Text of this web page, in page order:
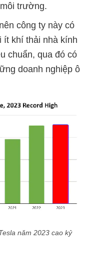
trường.
công ty này có
ít khí thải nhà kính
chuẩn, qua đó có
doanh nghiệp ô
năm 2023 cao kỷ